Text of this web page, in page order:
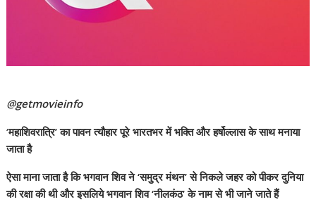
@getmovieinfo
‘महाशिवरात्रि’ का पावन त्यौहार पूरे भारतभर में भक्ति और हर्षोल्लास के साथ मनाया
जाता है
ऐसा माना जाता है कि भगवान शिव ने ‘समुद्र मंथन’ से निकले जहर को पीकर दुनिया
की रक्षा की थी और इसलिये भगवान शिव ‘नीलकंठ’ के नाम से भी जाने जाते हैं